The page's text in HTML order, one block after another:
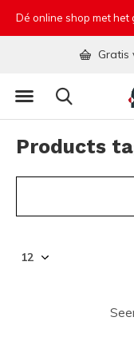
Gratis
Products